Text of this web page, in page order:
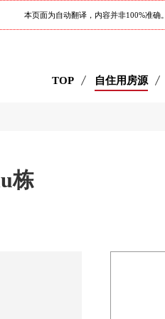
本页面为自动翻译，内容并非100%准确。
TOP 自住用房源
栋